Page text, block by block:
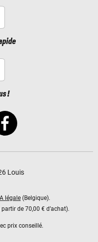
!
Louis
légale (Belgique).
de 70,00 € d’achat).
prix conseillé.